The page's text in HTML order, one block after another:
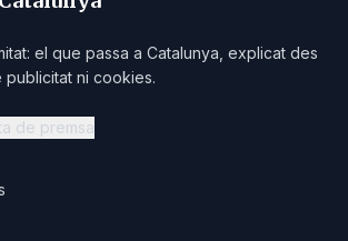
el que passa a Catalunya, explicat des
publicitat ni cookies.
de premsa